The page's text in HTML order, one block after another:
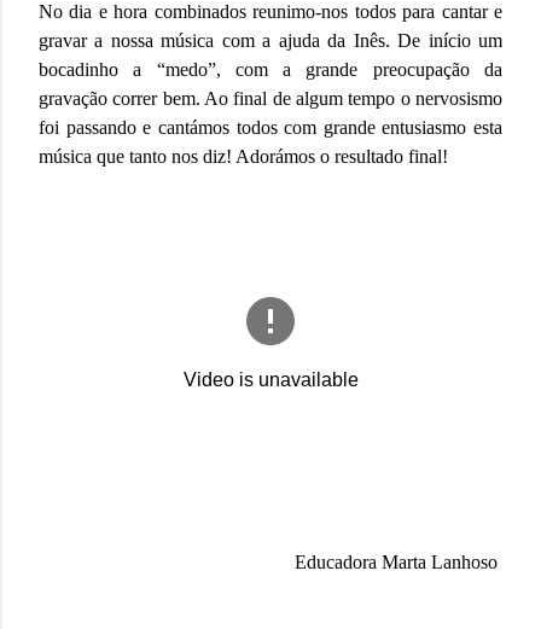
No dia e hora combinados reunimo-nos todos para cantar e
gravar a nossa música com a ajuda da Inês.De início um
bocadinho a “medo”, com a grande preocupação da
gravação correr bem. Ao final de algum tempo o nervosismo
foi passando e cantámos todos com grande entusiasmo esta
música que tanto nos diz! Adorámos o resultado final!
Educadora Marta Lanhoso